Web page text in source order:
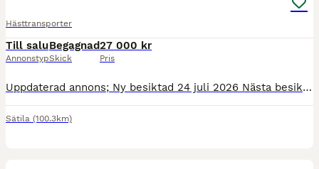
Hästtransporter
Till salu
Annonstyp
Begagnad
Skick
27 000 kr
Pris
Uppdaterad annons; Ny besiktad 24 juli 2026 Nästa besiktning 31 juli 2028 Hästarna är sålda så nu säljer vi vår transport. Thule Royal från 2011. Nytt golv 2018 Jättefin under. Nytt drag 2023 Alla lampor nya och bytta 23 juli 2026 Dubbade vinterdäck och sommardäck i bra skick. Säkerhetsbommar Sadelkammare med plats för två sadlar
Sätila (100.3km)